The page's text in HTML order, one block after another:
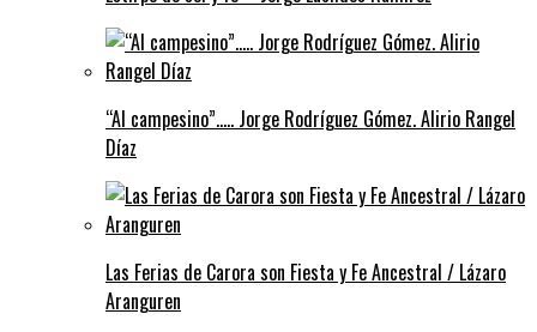
“Al campesino”….. Jorge Rodríguez Gómez. Alirio Rangel
Díaz
Las Ferias de Carora son Fiesta y Fe Ancestral / Lázaro
Aranguren